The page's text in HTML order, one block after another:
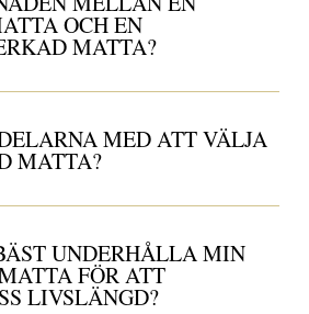
OCH EN
MATTA?
MED ATT VÄLJA
MATTA?
UNDERHÅLLA MIN
FÖR ATT
LIVSLÄNGD?